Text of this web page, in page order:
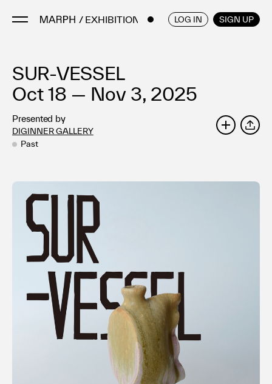
/ EXHIBITIONS LOG IN SIGN UP
Artists
Artworks
Galleries & Museums
Exhibitions
About
Terms of use
Privacy policy
Management company
Contact
ENGLISH / JAPANESE
SUR-VESSEL
Oct 18 — Nov 3, 2025
Presented by
DIGINNER GALLERY
Past